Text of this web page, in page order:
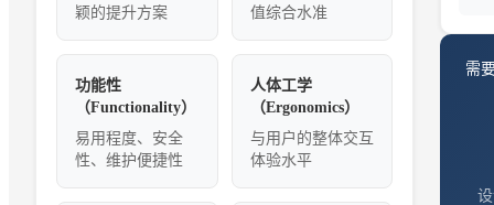
颖的提升方案 值综合水准
功能性
（Functionality）
易用程度、安全
性、维护便捷性
人体工学
（Ergonomics）
与用户的整体交互
体验水平
需